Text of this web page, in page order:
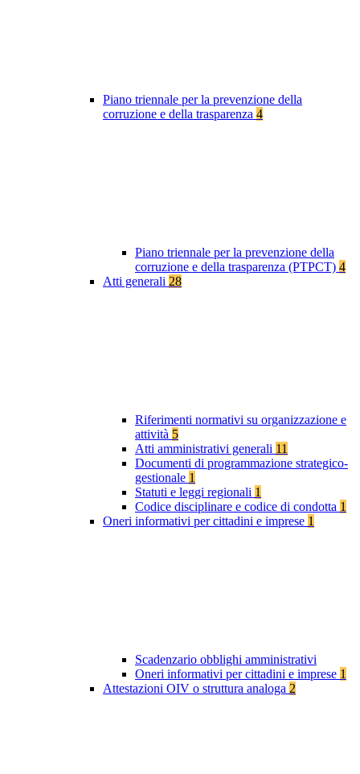
Piano triennale per la prevenzione della
corruzione e della trasparenza 4
Piano triennale per la prevenzione della
corruzione e della trasparenza (PTPCT) 4
Atti generali 28
Riferimenti normativi su organizzazione e
attività 5
Atti amministrativi generali 11
Documenti di programmazione strategico-
gestionale 1
Statuti e leggi regionali 1
Codice disciplinare e codice di condotta 1
Oneri informativi per cittadini e imprese 1
Scadenzario obblighi amministrativi
Oneri informativi per cittadini e imprese 1
Attestazioni OIV o struttura analoga 2